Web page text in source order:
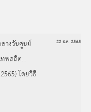
างวันศูนย์
พสถิต
โดยวิธี
22 ธ.ค. 2565